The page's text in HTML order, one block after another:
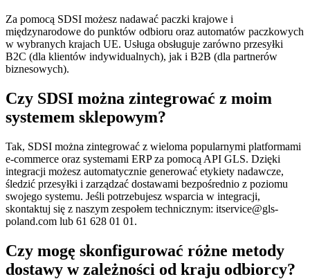
Za pomocą SDSI możesz nadawać paczki krajowe i
międzynarodowe do punktów odbioru oraz automatów paczkowych
w wybranych krajach UE. Usługa obsługuje zarówno przesyłki
B2C (dla klientów indywidualnych), jak i B2B (dla partnerów
biznesowych).
Czy SDSI można zintegrować z moim
systemem sklepowym?
Tak, SDSI można zintegrować z wieloma popularnymi platformami
e-commerce oraz systemami ERP za pomocą API GLS. Dzięki
integracji możesz automatycznie generować etykiety nadawcze,
śledzić przesyłki i zarządzać dostawami bezpośrednio z poziomu
swojego systemu. Jeśli potrzebujesz wsparcia w integracji,
skontaktuj się z naszym zespołem technicznym: itservice@gls-
poland.com lub 61 628 01 01.
Czy mogę skonfigurować różne metody
dostawy w zależności od kraju odbiorcy?